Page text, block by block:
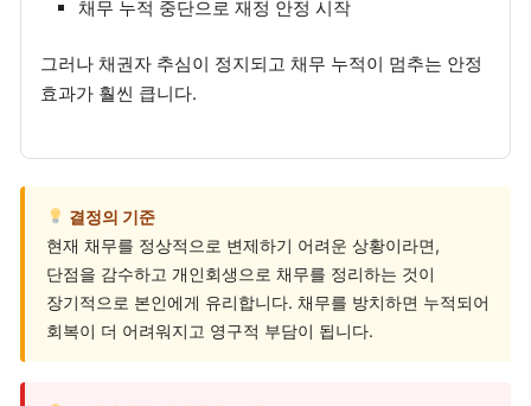
채무 누적 중단으로 재정 안정 시작
그러나 채권자 추심이 정지되고 채무 누적이 멈추는 안정
효과가 훨씬 큽니다.
결정의 기준
현재 채무를 정상적으로 변제하기 어려운 상황이라면,
단점을 감수하고 개인회생으로 채무를 정리하는 것이
장기적으로 본인에게 유리합니다. 채무를 방치하면 누적되어
회복이 더 어려워지고 영구적 부담이 됩니다.